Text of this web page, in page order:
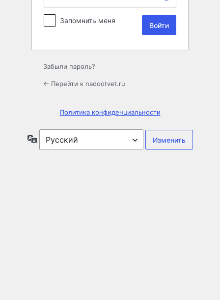
Запомнить меня
Забыли пароль?
← Перейти к nadootvet.ru
Политика конфиденциальности
Язык